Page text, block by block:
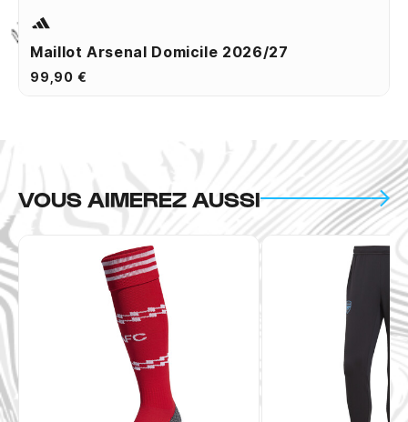
Maillot Arsenal Domicile 2026/27
99,90 €
VOUS AIMEREZ AUSSI